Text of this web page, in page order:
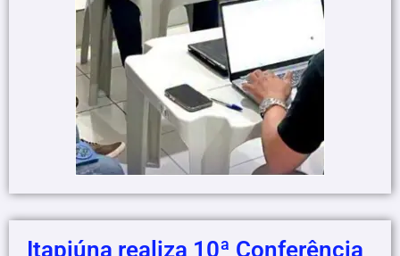
Itapiúna realiza 10ª Conferência